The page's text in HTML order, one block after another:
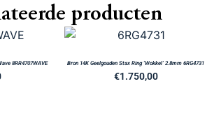
producten
8RR4707WAVE Bron 14K Geelgouden Stax Ring ‘Wokkel’ 2.8mm 6RG4731
€1.750,00